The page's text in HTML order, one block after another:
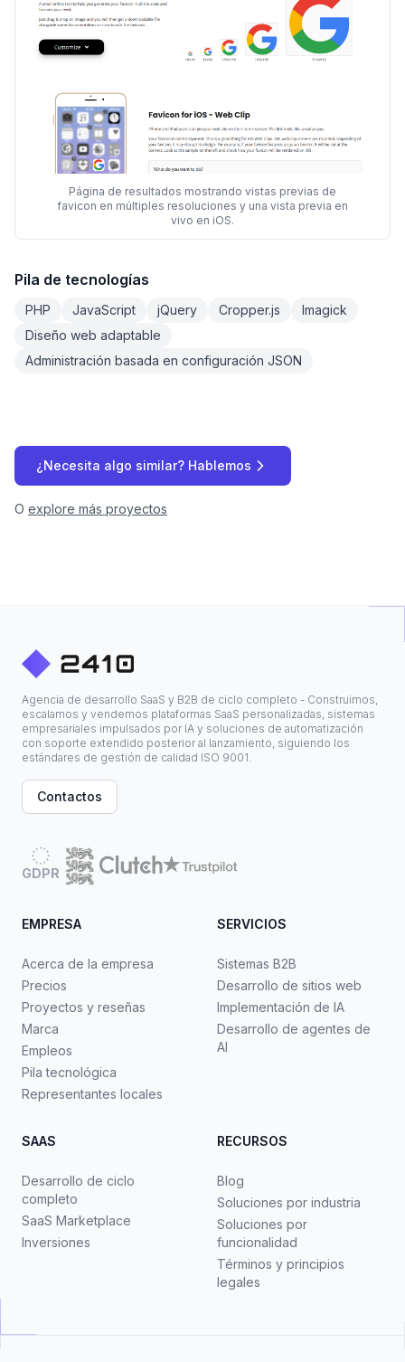
Página de resultados mostrando vistas previas de
favicon en múltiples resoluciones y una vista previa en
vivo en iOS.
Pila de tecnologías
PHP JavaScript jQuery Cropper.js
Imagick
Diseño web adaptable
Administración basada en configuración JSON
¿Necesita algo similar? Hablemos
O explore más proyectos
Agencia de desarrollo SaaS y B2B de ciclo completo - Construimos,
escalamos y vendemos plataformas SaaS personalizadas, sistemas
empresariales impulsados por IA y soluciones de automatización
con soporte extendido posterior al lanzamiento, siguiendo los
estándares de gestión de calidad ISO 9001.
Contactos
GDPR
EMPRESA
Acerca de la empresa
Precios
Proyectos y reseñas
Marca
Empleos
Pila tecnológica
Representantes locales
SERVICIOS
Sistemas B2B
Desarrollo de sitios web
Implementación de IA
Desarrollo de agentes de
AI
SAAS
Desarrollo de ciclo
completo
SaaS Marketplace
Inversiones
RECURSOS
Blog
Soluciones por industria
Soluciones por
funcionalidad
Términos y principios
legales